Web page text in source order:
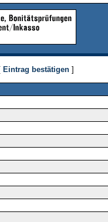
Eintrag bestätigen ]